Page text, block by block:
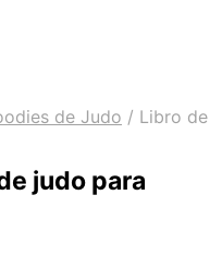
de Judo / Libro de
judo para